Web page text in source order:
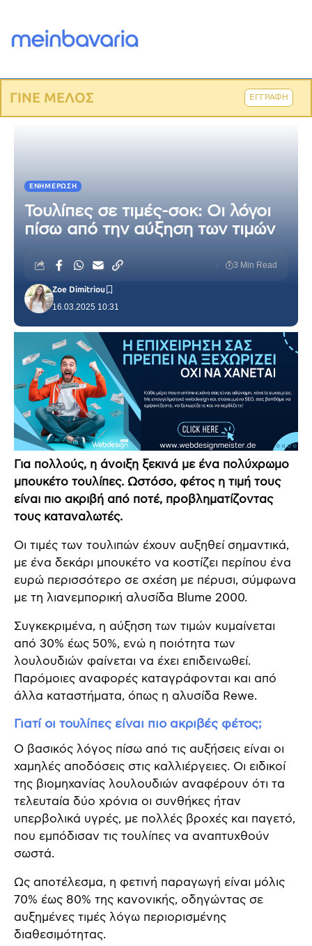
ΓΙΝΕ ΜΕΛΟΣ ΕΓΓΡΑΦΗ
ΕΝΗΜΈΡΩΣΗ
Τουλίπες σε τιμές-σοκ: Οι λόγοι
πίσω από την αύξηση των τιμών
16.03.2025 10:31
Zoe Dimitriou
3 Min Read
Για πολλούς, η άνοιξη ξεκινά με ένα πολύχρωμο
μπουκέτο τουλίπες. Ωστόσο, φέτος η τιμή τους
είναι πιο ακριβή από ποτέ, προβληματίζοντας
τους καταναλωτές.
Οι τιμές των τουλιπών έχουν αυξηθεί σημαντικά,
με ένα δεκάρι μπουκέτο να κοστίζει περίπου ένα
ευρώ περισσότερο σε σχέση με πέρυσι, σύμφωνα
με τη λιανεμπορική αλυσίδα Blume 2000.
Συγκεκριμένα, η αύξηση των τιμών κυμαίνεται
από 30% έως 50%, ενώ η ποιότητα των
λουλουδιών φαίνεται να έχει επιδεινωθεί.
Παρόμοιες αναφορές καταγράφονται και από
άλλα καταστήματα, όπως η αλυσίδα Rewe.
Γιατί οι τουλίπες είναι πιο ακριβές φέτος;
Ο βασικός λόγος πίσω από τις αυξήσεις είναι οι
χαμηλές αποδόσεις στις καλλιέργειες. Οι ειδικοί
της βιομηχανίας λουλουδιών αναφέρουν ότι τα
τελευταία δύο χρόνια οι συνθήκες ήταν
υπερβολικά υγρές, με πολλές βροχές και παγετό,
που εμπόδισαν τις τουλίπες να αναπτυχθούν
σωστά.
Ως αποτέλεσμα, η φετινή παραγωγή είναι μόλις
70% έως 80% της κανονικής, οδηγώντας σε
αυξημένες τιμές λόγω περιορισμένης
διαθεσιμότητας.